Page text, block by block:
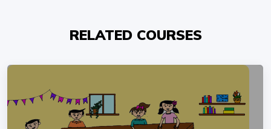
RELATED COURSES